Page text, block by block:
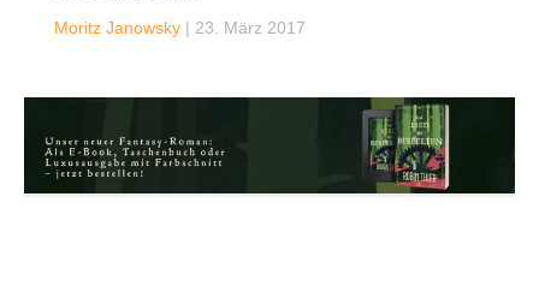
Moritz Janowsky | 23. März 2017